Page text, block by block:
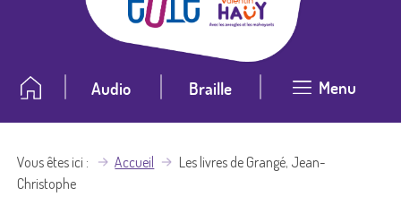
Audio Braille Menu
Vous êtes ici Accueil
Les livres de Grangé, Jean-
Christophe